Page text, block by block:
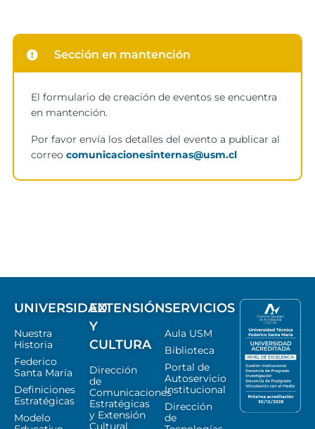
Sección en mantención
El formulario de creación de eventos se encuentra
en mantención.
Por favor envía los detalles del evento a publicar al
correo comunicacionesinternas@usm.cl
UNIVERSIDAD
Nuestra
Historia
Federico
Santa María
Definiciones
Estratégicas
Modelo
EXTENSIÓN
Y
CULTURA
Dirección
de
Comunicaciones
Estratégicas
y Extensión
Cultural
SERVICIOS
Aula USM
Biblioteca
Portal de
Autoservicio
Institucional
Dirección
de